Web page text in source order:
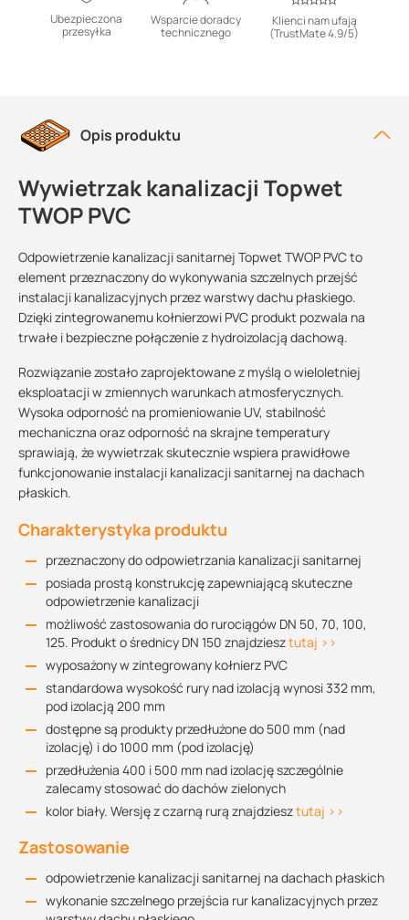
Ubezpieczona
przesyłka
Wsparcie doradcy
technicznego
Klienci nam ufają
(TrustMate 4.9/5)
Opis produktu
Wywietrzak kanalizacji Topwet
TWOP PVC
Odpowietrzenie kanalizacji sanitarnej Topwet TWOP PVC to
element przeznaczony do wykonywania szczelnych przejść
instalacji kanalizacyjnych przez warstwy dachu płaskiego.
Dzięki zintegrowanemu kołnierzowi PVC produkt pozwala na
trwałe i bezpieczne połączenie z hydroizolacją dachową.
Rozwiązanie zostało zaprojektowane z myślą o wieloletniej
eksploatacji w zmiennych warunkach atmosferycznych.
Wysoka odporność na promieniowanie UV, stabilność
mechaniczna oraz odporność na skrajne temperatury
sprawiają, że wywietrzak skutecznie wspiera prawidłowe
funkcjonowanie instalacji kanalizacji sanitarnej na dachach
płaskich.
Charakterystyka produktu
przeznaczony do odpowietrzania kanalizacji sanitarnej
posiada prostą konstrukcję zapewniającą skuteczne
odpowietrzenie kanalizacji
możliwość zastosowania do rurociągów DN 50, 70, 100,
125. Produkt o średnicy DN 150 znajdziesztutaj >>
wyposażony w zintegrowany kołnierz PVC
standardowa wysokość rury nad izolacją wynosi 332 mm,
pod izolacją 200 mm
dostępne są produkty przedłużone do 500 mm (nad
izolację) i do 1000 mm (pod izolację)
przedłużenia 400 i 500 mm nad izolację szczególnie
zalecamy stosować do dachów zielonych
kolor biały. Wersję z czarną rurą znajdziesztutaj >>
Zastosowanie
odpowietrzenie kanalizacji sanitarnej na dachach płaskich
wykonanie szczelnego przejścia rur kanalizacyjnych przez